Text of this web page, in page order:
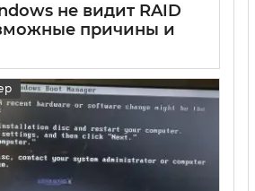
не видит RAID
причины и